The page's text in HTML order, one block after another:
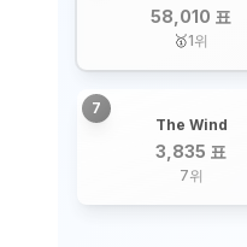
58,010 표
🥇1위
7
The Wind
3,835 표
7위